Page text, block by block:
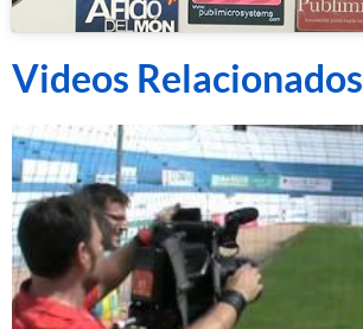
Videos Relacionados